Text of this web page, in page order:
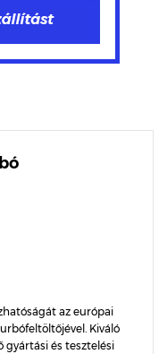
az európai
Kiváló
gyártási és tesztelési